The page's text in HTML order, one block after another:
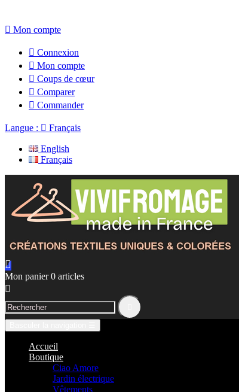
 Mon compte
 Connexion
 Mon compte
 Coups de cœur
 Comparer
 Commander
Langue :  Français
English
Français

Mon panier 0 articles

Accueil
Boutique
Ciao Amore
Jardin électrique
Vêtements